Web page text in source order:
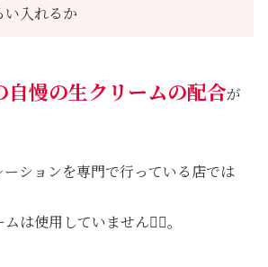
い入れるか
自慢の生クリームの配合が
ションを専門で行っている店では
は使用していません🙅‍♀️。